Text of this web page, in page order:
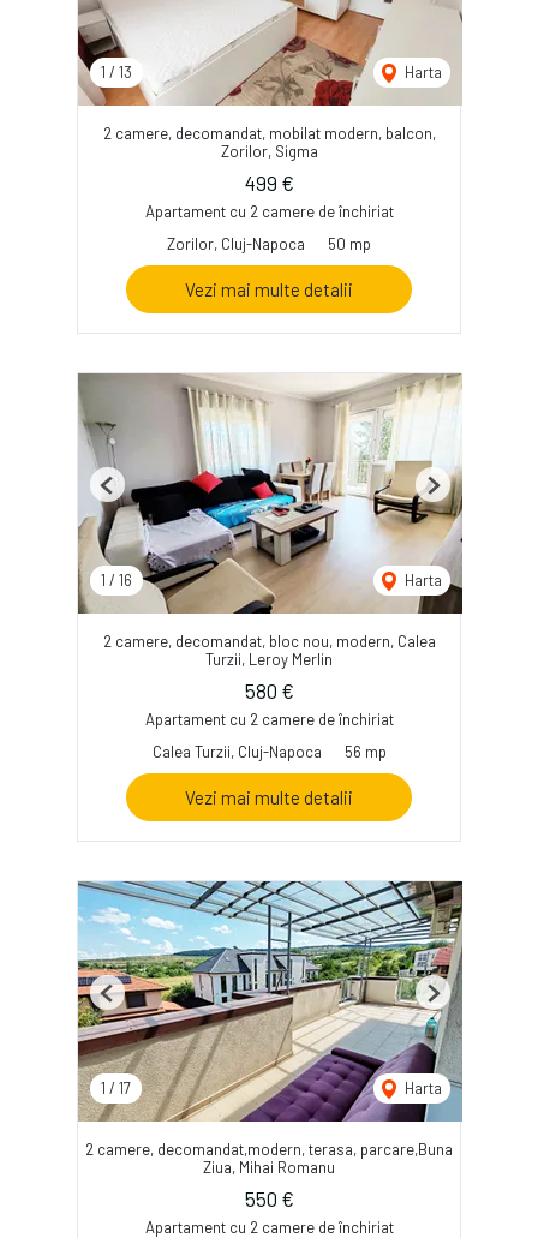
1 / 13 Harta
2 camere, decomandat, mobilat modern, balcon,
Zorilor, Sigma
499 €
Apartament cu 2 camere de închiriat
Zorilor, Cluj-Napoca
50 mp
Vezi mai multe detalii
1 / 16 Harta
Previous Next
2 camere, decomandat, bloc nou, modern, Calea
Turzii, Leroy Merlin
580 €
Apartament cu 2 camere de închiriat
Calea Turzii, Cluj-Napoca
56 mp
Vezi mai multe detalii
1 / 17 Harta
Previous Next
2 camere, decomandat,modern, terasa, parcare,Buna
Ziua, Mihai Romanu
550 €
Apartament cu 2 camere de închiriat